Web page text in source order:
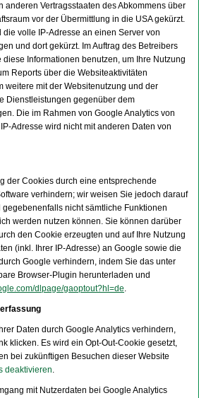
anderen Vertragsstaaten des Abkommens über
vor der Übermittlung in die USA gekürzt.
die volle IP-Adresse an einen Server von
und dort gekürzt. Im Auftrag des Betreibers
Informationen benutzen, um Ihre Nutzung
Reports über die Websiteaktivitäten
weitere mit der Websitenutzung und der
Dienstleistungen gegenüber dem
Die im Rahmen von Google Analytics von
Adresse wird nicht mit anderen Daten von
der Cookies durch eine entsprechende
verhindern; wir weisen Sie jedoch darauf
nicht sämtliche Funktionen
werden nutzen können. Sie können darüber
den Cookie erzeugten und auf Ihre Nutzung
(inkl. Ihrer IP-Adresse) an Google sowie die
Google verhindern, indem Sie das unter
Browser-Plugin herunterladen und
dlpage/gaoptout?hl=de.
Daten durch Google Analytics verhindern,
klicken. Es wird ein Opt-Out-Cookie gesetzt,
bei zukünftigen Besuchen dieser Website
deaktivieren.
mit Nutzerdaten bei Google Analytics